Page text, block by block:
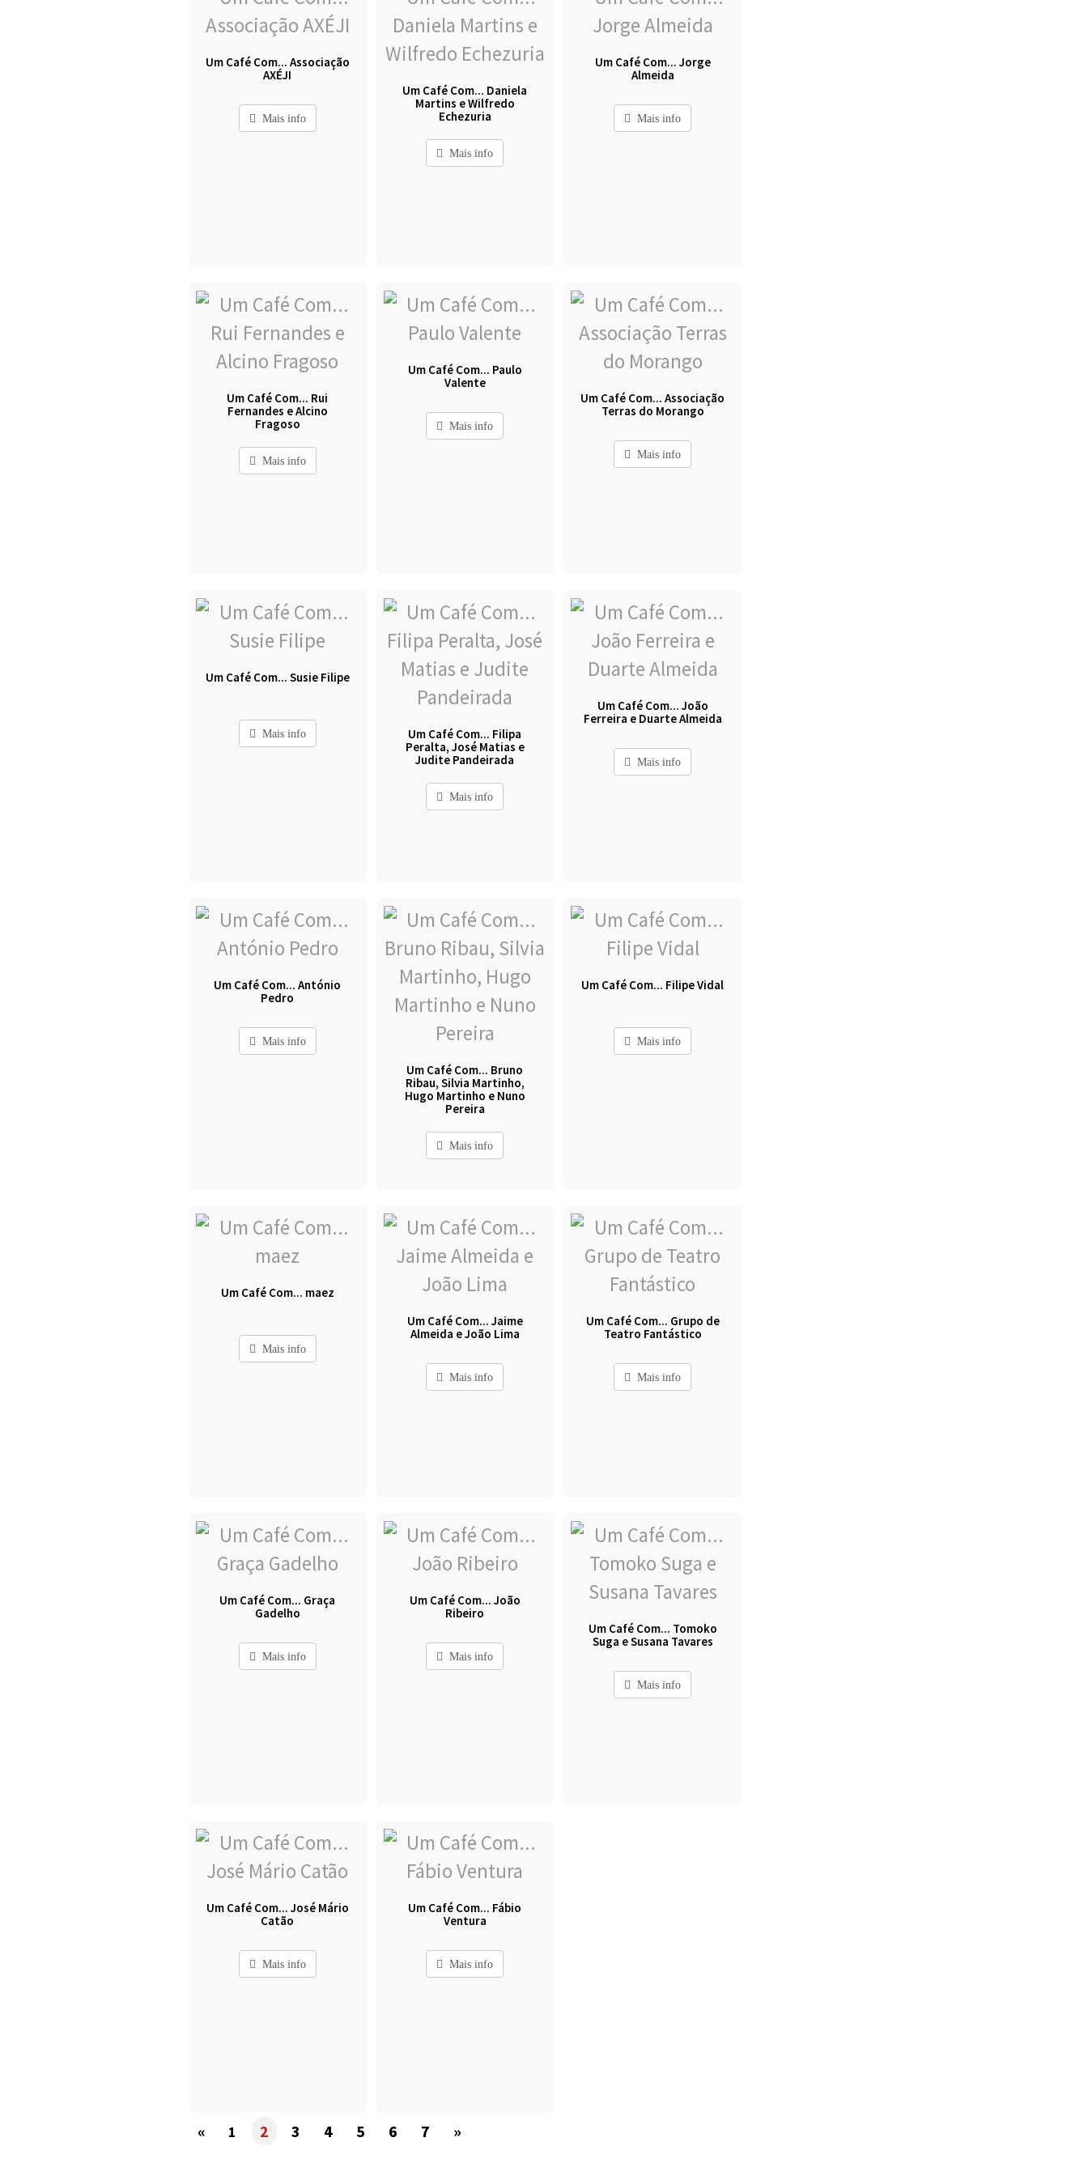
Um Café Com... Associação
AXÉJI
Mais info
Um Café Com... Daniela
Martins e Wilfredo
Echezuria
Mais info
Um Café Com... Jorge
Almeida
Mais info
Um Café Com... Rui
Fernandes e Alcino
Fragoso
Mais info
Um Café Com... Paulo
Valente
Mais info
Um Café Com... Associação
Terras do Morango
Mais info
Um Café Com... Susie Filipe
Mais info
Um Café Com... Filipa
Peralta, José Matias e
Judite Pandeirada
Mais info
Um Café Com... João
Ferreira e Duarte Almeida
Mais info
Um Café Com... António
Pedro
Mais info
Um Café Com... Bruno
Ribau, Silvia Martinho,
Hugo Martinho e Nuno
Pereira
Mais info
Um Café Com... Filipe Vidal
Mais info
Um Café Com... maez
Mais info
Um Café Com... Jaime
Almeida e João Lima
Mais info
Um Café Com... Grupo de
Teatro Fantástico
Mais info
Um Café Com... Graça
Gadelho
Mais info
Um Café Com... João
Ribeiro
Mais info
Um Café Com... Tomoko
Suga e Susana Tavares
Mais info
Um Café Com... José Mário
Catão
Mais info
Um Café Com... Fábio
Ventura
Mais info
« 1 2 3 4 5 6 7 »